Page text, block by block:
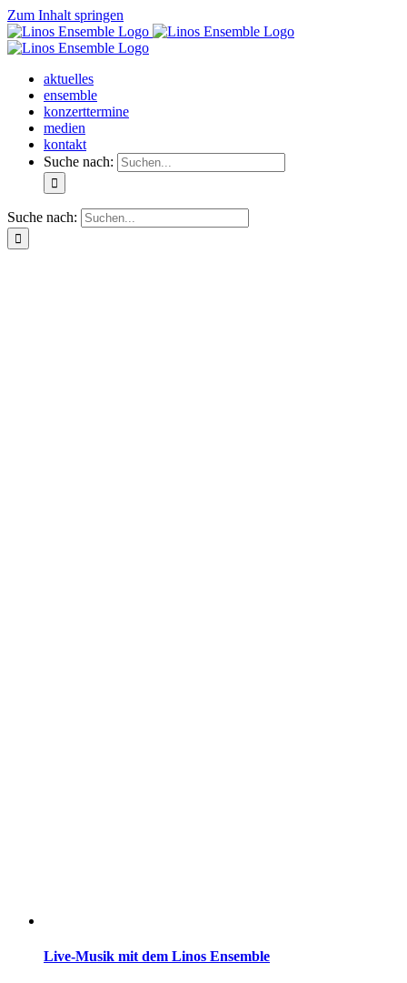
Zum Inhalt springen
aktuelles
ensemble
konzerttermine
medien
kontakt
Suche nach:
Suche nach:
Live-Musik mit dem Linos Ensemble